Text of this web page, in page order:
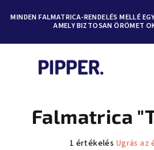
tartalomhoz
MINDEN FALMATRICA-RENDELÉS MELLÉ
AMELY BIZTOSAN ÖRÖMET
Falmatrica
A
1 értékelés Ugrás az